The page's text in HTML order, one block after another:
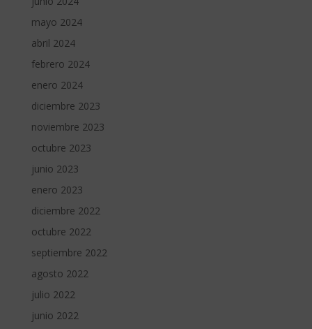
mayo 2024
abril 2024
febrero 2024
enero 2024
diciembre 2023
noviembre 2023
octubre 2023
junio 2023
enero 2023
diciembre 2022
octubre 2022
septiembre 2022
agosto 2022
julio 2022
junio 2022